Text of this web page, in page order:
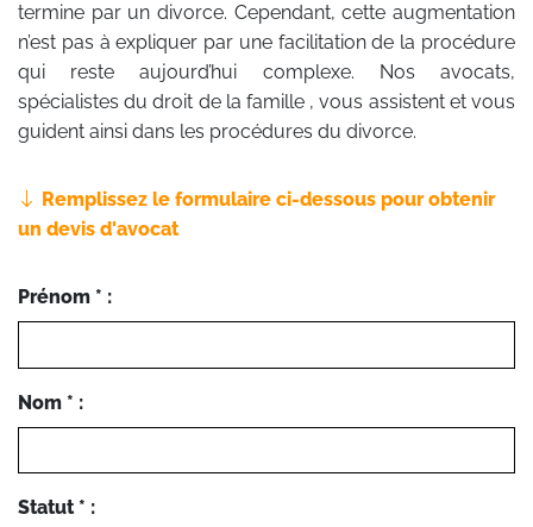
termine par un divorce. Cependant, cette augmentation
n’est pas à expliquer par une facilitation de la procédure
qui reste aujourd’hui complexe. Nos avocats,
spécialistes du droit de la famille , vous assistent et vous
guident ainsi dans les procédures du divorce.
Remplissez le formulaire ci-dessous pour obtenir
un devis d'avocat
Prénom * :
Nom * :
Statut * :